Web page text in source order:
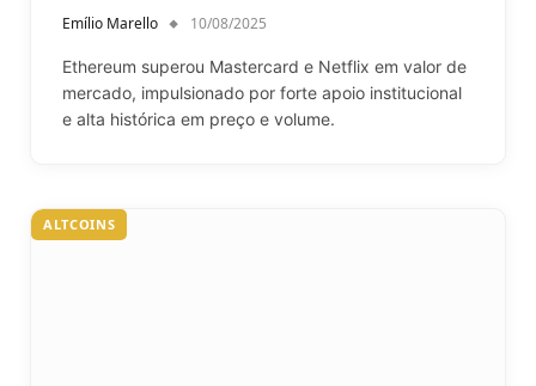
Emílio Marello 10/08/2025
Ethereum superou Mastercard e Netflix em valor de
mercado, impulsionado por forte apoio institucional
e alta histórica em preço e volume.
ALTCOINS